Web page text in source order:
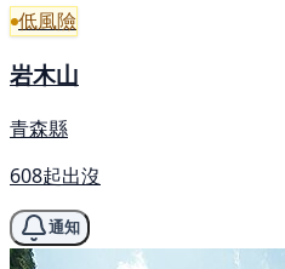
低風險
岩木山
青森縣
608起出沒
通知